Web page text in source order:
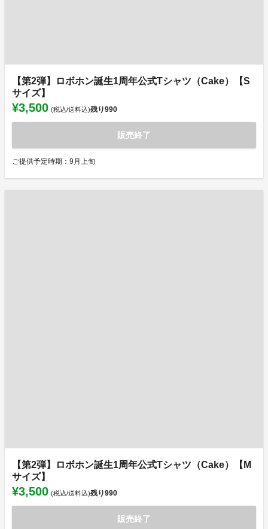
【第2弾】ロボホン誕生1周年公式Tシャツ（Cake）【S
サイズ】
¥3,500 (税込/送料込)残り990
販売終了
ご提供予定時期：9月上旬
【第2弾】ロボホン誕生1周年公式Tシャツ（Cake）【M
サイズ】
¥3,500 (税込/送料込)残り990
販売終了